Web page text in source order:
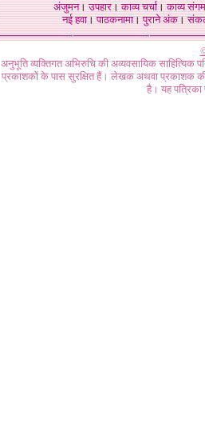
अंजुमन।उपहार।काव्य चर्चा।काव्य संगम
नई हवा। पाठकनामा। पुराने अंक।
अनुभूति व्यक्तिगत अभिरुचि की अव्यवसायिक
प्रकाशकों के पास सुरक्षित हैं। लेखक अथवा प्रकाशक की
है। यह पत्रिका